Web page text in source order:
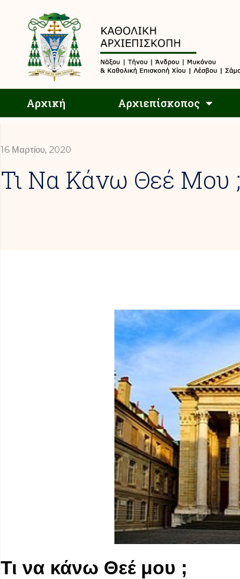
Αρχική Αρχιεπίσκοπος
16 Μαρτίου, 2020
Τι Να Κάνω Θεέ Μου ;
Τι να κάνω Θεέ μου ;